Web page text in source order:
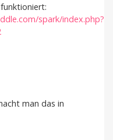
spark/index.php?
man das in